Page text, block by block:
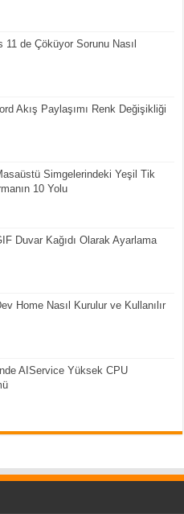
11 de Çöküyor Sorunu Nasıl
Akış Paylaşımı Renk Değişikliği
Simgelerindeki Yeşil Tik
10 Yolu
Duvar Kağıdı Olarak Ayarlama
Home Nasıl Kurulur ve Kullanılır
AIService Yüksek CPU